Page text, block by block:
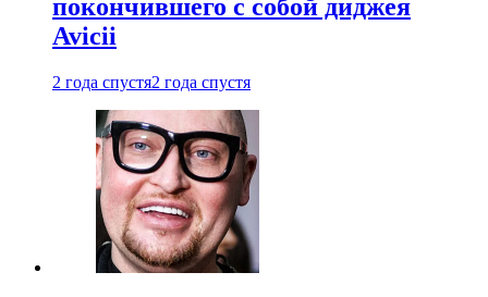
покончившего с собой диджея
Avicii
2 года спустя2 года спустя